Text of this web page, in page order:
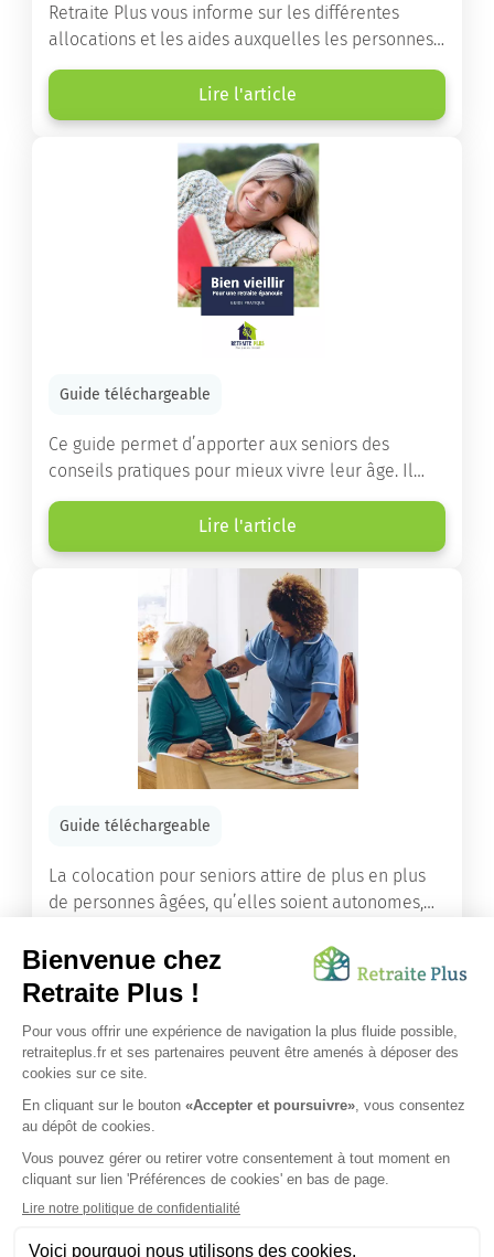
Retraite Plus vous informe sur les différentes
allocations et les aides auxquelles les personnes
âgées ont droit pour financer un séjour en maison
de retraite ou un maintien à domicile.
Lire l'article
Guide téléchargeable
Ce guide permet d’apporter aux seniors des
conseils pratiques pour mieux vivre leur âge. Il
leur offre une mine d’informations. Comment
améliorer sa santé grâce à l’alimentation...
Lire l'article
Guide téléchargeable
La colocation pour seniors attire de plus en plus
de personnes âgées, qu’elles soient autonomes,
Lire l'article
Vous avez besoin d’une aide de nos équipes ?
Obtenir les tarifs & disponibilités
SUIVEZ-NOUS SUR :